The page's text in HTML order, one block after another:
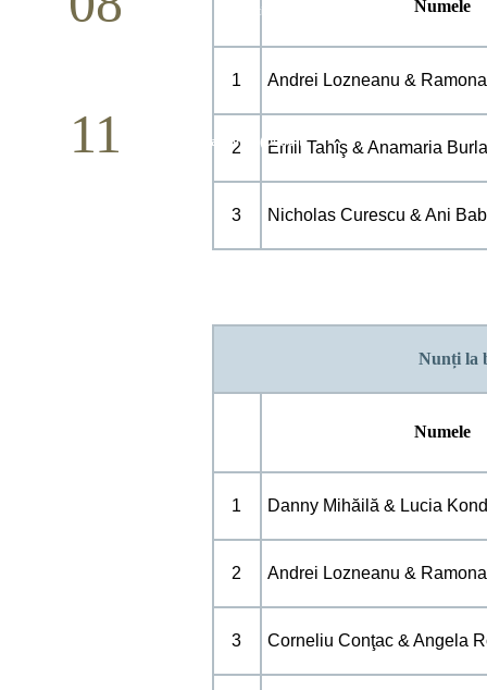
Studiu biblic pentru tineri
11 Conferință pastorală (Detroit)
Numele
1 Andrei Lozneanu &
2 Emil Tahîş & Anamaria
3 Nicholas Curescu & Ani
Nunți la
Numele
1 Danny Mihăilă & Lucia
2 Andrei Lozneanu &
3 Corneliu Conţac & Angela